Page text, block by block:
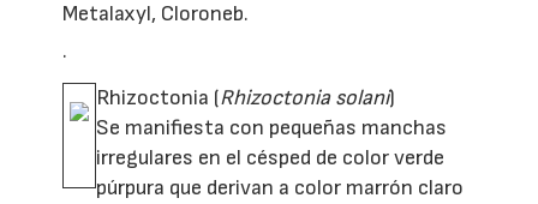
Metalaxyl, Cloroneb.
·
Rhizoctonia (Rhizoctonia solani)
Se manifiesta con pequeñas manchas
irregulares en el césped de color verde
púrpura que derivan a color marrón claro